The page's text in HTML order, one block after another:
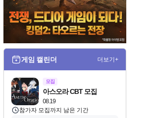
게임 캘린더 더보기+
모집
08.19
아스오라 CBT 모집
참가자 모집까지 남은 기간